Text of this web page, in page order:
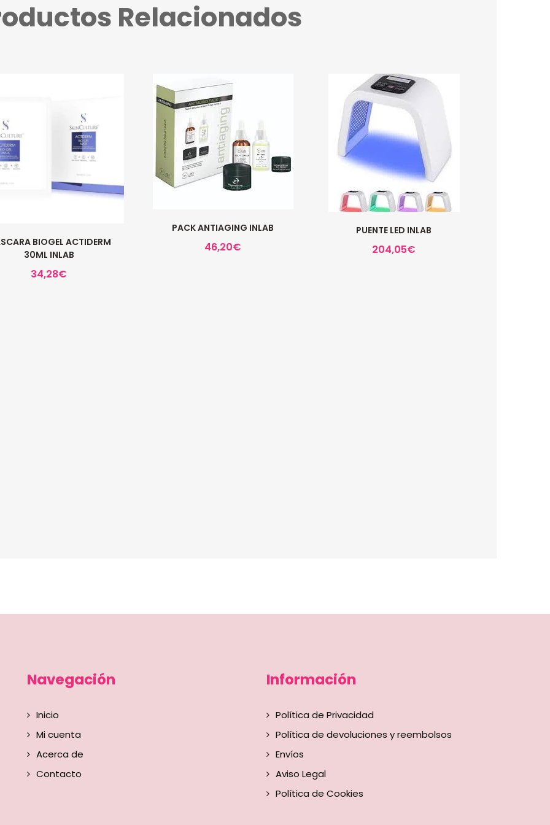
Relacionados
BIOGEL ACTIDERM
30ML INLAB
34,28€
PACK ANTIAGING INLAB
46,20€
PUENTE LED INLAB
204,05€
Navegación
Inicio
Mi cuenta
Acerca de
Contacto
Información
Política de Privacidad
Política de devoluciones y reembolsos
Envíos
Aviso Legal
Política de Cookies